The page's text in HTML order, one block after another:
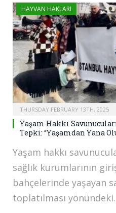
HAYVAN HAKLARI
THURSDAY FEBRUARY 13TH, 2025
Yaşam Hakkı
Tepki: “Yaşamdan Yana
Yaşam hakkı
sağlık kurumlarının
bahçelerinde yaşayan
toplatılması